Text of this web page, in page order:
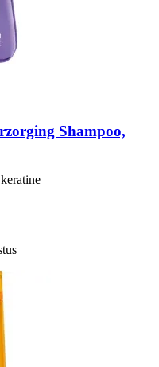
Shampoo,